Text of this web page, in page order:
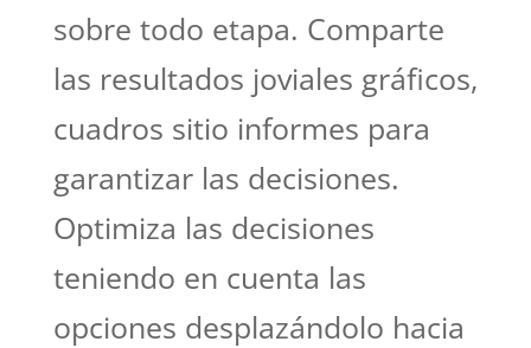
sobre todo etapa. Comparte
las resultados joviales gráficos,
cuadros sitio informes para
garantizar las decisiones.
Optimiza las decisiones
teniendo en cuenta las
opciones desplazándolo hacia